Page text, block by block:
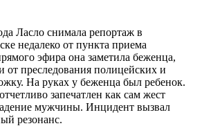
Ласло снимала репортаж в
недалеко от пункта приема
эфира она заметила беженца,
от преследования полицейских и
На руках у беженца был ребенок.
запечатлен как сам жест
мужчины. Инцидент вызвал
резонанс.